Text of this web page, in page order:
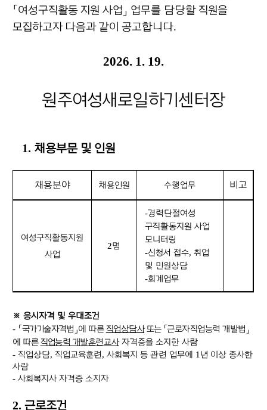
「 여성구직활동지원 사업 」 업무를 담당할 직원을
모집하고자 다음과 같이 공고합니다.
2026. 1. 19.
원주여성새로일하기센터장
1. 채용부문 및 인원
채용분야 채용인원 수행업무 비고
여성구직활동지원
사업
2명
-경력단절여성
구직활동지원 사업
모니터링
-신청서 접수,취업
및 민원상담
-회계업무
※응시자격 및 우대조건
- 「 국가기술자격법 」에 따른직업상담사 또는 「근로자직업능력 개발법 」
에 따른직업능력 개발훈련교사 자격증을 소지한 사람
-직업상담,직업교육훈련,사회복지 등 관련 업무에 1 년 이상 종사한
사람
-사회복지사 자격증 소지자
2.근로조건